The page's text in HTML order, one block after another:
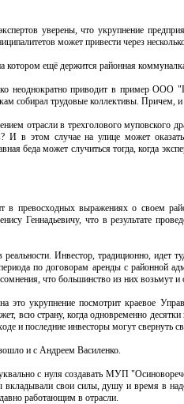
уверены, что укрупнение
может привести через
котором ещё держится районная
неоднократно приводит в пример ООО
собирал трудовые коллективы. Причем,
отрасли в трехголового муповского
И в этом случае на улице может
беда может случиться тогда, когда
в превосходных выражениях о своем
Геннадьевичу, что в результате
Инвестор, традиционно, идет
по договорам аренды с районной
что большинство из них возьмут
это укрупнение посмотрит краевое
всю страну, когда одновременно
и последние инвесторы могут свернуть
и с Андреем Василенко.
с нуля создавать МУП
вкладывали свои силы, душу и время в
работающим в отрасли.